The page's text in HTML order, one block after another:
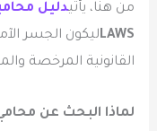
من هنا، يأتيدليل
LAWSليكون الجسر
القانونية المرخصة
لماذا البحث عن